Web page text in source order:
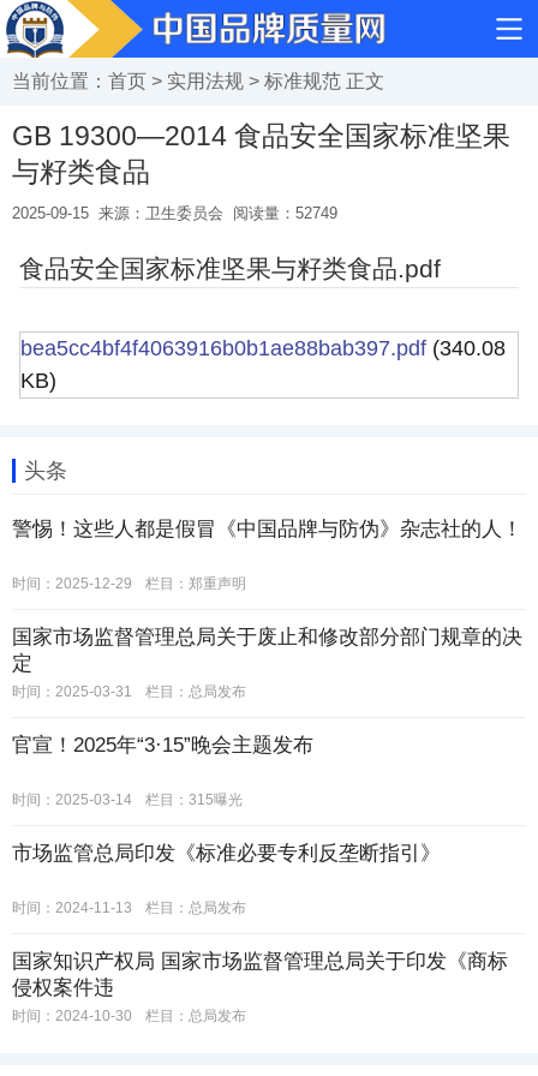
当前位置： 首页 > 实用法规 > 标准规范 正文
GB 19300—2014 食品安全国家标准坚果
与籽类食品
2025-09-15 来源：卫生委员会 阅读量： 52749
食品安全国家标准坚果与籽类食品.pdf
bea5cc4bf4f4063916b0b1ae88bab397.pdf (340.08
KB)
头条
警惕！这些人都是假冒《中国品牌与防伪》杂志社的人！
时间：2025-12-29 栏目： 郑重声明
国家市场监督管理总局关于废止和修改部分部门规章的决
定
时间：2025-03-31 栏目： 总局发布
官宣！2025年“3·15”晚会主题发布
时间：2025-03-14 栏目： 315曝光
市场监管总局印发《标准必要专利反垄断指引》
时间：2024-11-13 栏目： 总局发布
国家知识产权局 国家市场监督管理总局关于印发《商标
侵权案件违
时间：2024-10-30 栏目： 总局发布